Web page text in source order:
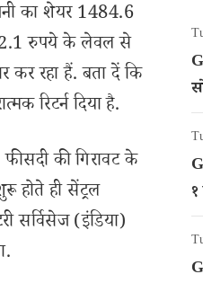
का शेयर 1484.6
रुपये के लेवल से
कर रहा हैं. बता दें कि
रिटर्न दिया है.
की गिरावट के
होते ही सेंट्रल
सर्विसेज (इंडिया)